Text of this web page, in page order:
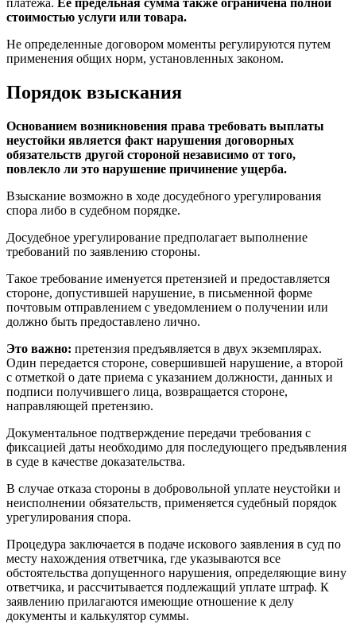
платежа. Ее предельная сумма также ограничена полной
стоимостью услуги или товара.
Не определенные договором моменты регулируются путем
применения общих норм, установленных законом.
Порядок взыскания
Основанием возникновения права требовать выплаты
неустойки является факт нарушения договорных
обязательств другой стороной независимо от того,
повлекло ли это нарушение причинение ущерба.
Взыскание возможно в ходе досудебного урегулирования
спора либо в судебном порядке.
Досудебное урегулирование предполагает выполнение
требований по заявлению стороны.
Такое требование именуется претензией и предоставляется
стороне, допустившей нарушение, в письменной форме
почтовым отправлением с уведомлением о получении или
должно быть предоставлено лично.
Это важно: претензия предъявляется в двух экземплярах.
Один передается стороне, совершившей нарушение, а второй
с отметкой о дате приема с указанием должности, данных и
подписи получившего лица, возвращается стороне,
направляющей претензию.
Документальное подтверждение передачи требования с
фиксацией даты необходимо для последующего предъявления
в суде в качестве доказательства.
В случае отказа стороны в добровольной уплате неустойки и
неисполнении обязательств, применяется судебный порядок
урегулирования спора.
Процедура заключается в подаче искового заявления в суд по
месту нахождения ответчика, где указываются все
обстоятельства допущенного нарушения, определяющие вину
ответчика, и рассчитывается подлежащий уплате штраф. К
заявлению прилагаются имеющие отношение к делу
документы и калькулятор суммы.